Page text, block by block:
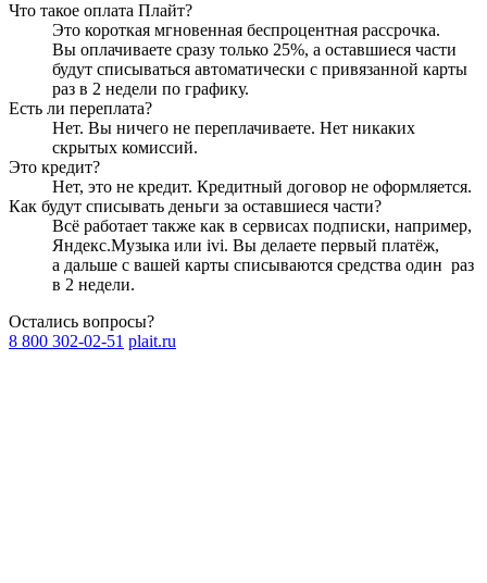
Что такое оплата Плайт?
Это короткая мгновенная беспроцентная рассрочка.
Вы оплачиваете сразу только 25%, а оставшиеся части
будут списываться автоматически с привязанной карты
раз в 2 недели по графику.
Есть ли переплата?
Нет. Вы ничего не переплачиваете. Нет никаких
скрытых комиссий.
Это кредит?
Нет, это не кредит. Кредитный договор не оформляется.
Как будут списывать деньги за оставшиеся части?
Всё работает также как в сервисах подписки, например,
Яндекс.Музыка или ivi. Вы делаете первый платёж,
а дальше с вашей карты списываются средства один раз
в 2 недели.
Остались вопросы?
8 800 302-02-51 plait.ru